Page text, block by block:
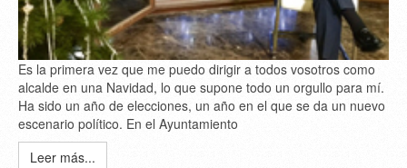
Es la primera vez que me puedo dirigir a todos vosotros como
alcalde en una Navidad, lo que supone todo un orgullo para mí.
Ha sido un año de elecciones, un año en el que se da un nuevo
escenario político. En el Ayuntamiento
Leer más...